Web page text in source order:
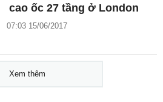
cao ốc 27 tầng ở London
07:03 15/06/2017
Xem thêm